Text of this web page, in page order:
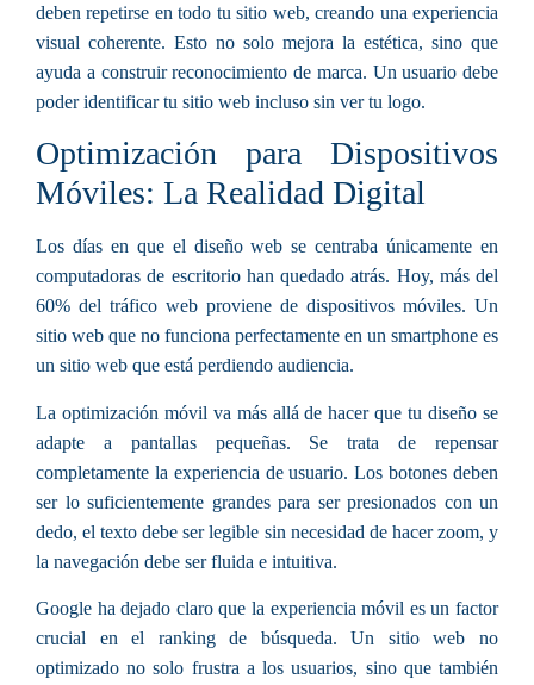
deben repetirse en todo tu sitio web, creando una experiencia
visual coherente. Esto no solo mejora la estética, sino que
ayuda a construir reconocimiento de marca. Un usuario debe
poder identificar tu sitio web incluso sin ver tu logo.
Optimización para Dispositivos
Móviles: La Realidad Digital
Los días en que el diseño web se centraba únicamente en
computadoras de escritorio han quedado atrás. Hoy, más del
60% del tráfico web proviene de dispositivos móviles. Un
sitio web que no funciona perfectamente en un smartphone es
un sitio web que está perdiendo audiencia.
La optimización móvil va más allá de hacer que tu diseño se
adapte a pantallas pequeñas. Se trata de repensar
completamente la experiencia de usuario. Los botones deben
ser lo suficientemente grandes para ser presionados con un
dedo, el texto debe ser legible sin necesidad de hacer zoom, y
la navegación debe ser fluida e intuitiva.
Google ha dejado claro que la experiencia móvil es un factor
crucial en el ranking de búsqueda. Un sitio web no
optimizado no solo frustra a los usuarios, sino que también